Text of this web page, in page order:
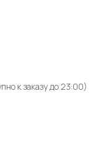
к заказу до 23:00)